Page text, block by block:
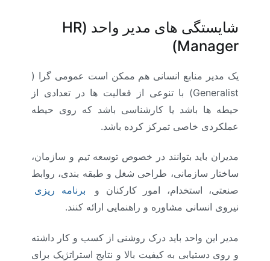
شایستگی های مدیر واحد (HR
Manager
)
یک مدیر منابع انسانی هم ممکن است عمومی گرا (
Generalist) با تنوعی از فعالیت ها در تعدادی از
حیطه ها باشد یا کارشناسی باشد که روی حیطه
عملکردی خاصی تمرکز کرده باشد.
مدیران باید بتوانند در خصوص توسعه تیم و سازمان،
ساختار سازمانی، طراحی شغل و طبقه بندی، روابط
صنعتی، استخدام، امور کارکنان و
برنامه ریزی
نیروی انسانی مشاوره و راهنمایی ارائه کنند.
مدیر این واحد باید درک روشنی از کسب و کار داشته
و روی دستیابی به کیفیت بالا و نتایج استراتژیک برای